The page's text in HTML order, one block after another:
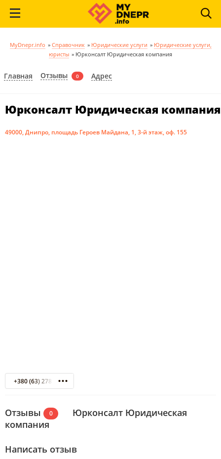
MyDnepr.info » Справочник » Юридические услуги » Юридические услуги,
юристы » Юрконсалт Юридическая компания
Главная Отзывы 0 Адрес
Юрконсалт Юридическая компания
49000, Днипро, площадь Героев Майдана, 1, 3-й этаж, оф. 155
+380 (63) 2781102
Отзывы 0
Юрконсалт Юридическая
компания
Написать отзыв